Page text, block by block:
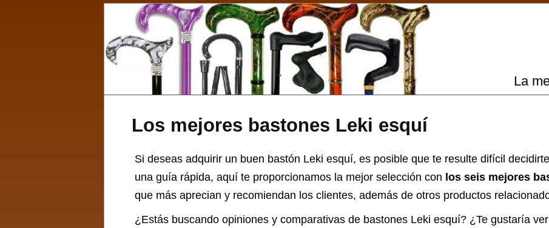
Los mejores bastones Leki esquí
La
Si deseas adquirir un buen bastón Leki esquí, es posible que te resulte difícil
una guía rápida, aquí te proporcionamos la mejor selección con los seis mejores
que más aprecian y recomiendan los clientes, además de otros productos
¿Estás buscando opiniones y comparativas de bastones Leki esquí? ¿Te gustaría